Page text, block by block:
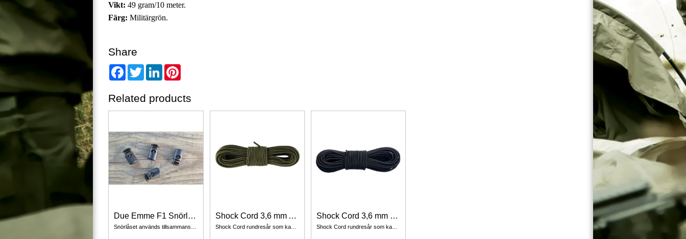
Vikt: 49 gram/10 meter.
Färg: Militärgrön.
Share
FacebookTwitterLinkedIn
Related products
Due Emme F1 Snörlås 4 Pack Shock Cord 3,6 mm Army Green 10 Meter
Shock Cord rundresår som kan används till det mesta, elasticiteten hjälper till att förvara och fixera utrustning som på din ryggsäck.
Shock Cord 3,6 mm Black 10 Meter
Shock Cord rundresår som kan används till det mesta, elasticiteten hjälper till att förvara och fixera utrustning som på din ryggsäck.